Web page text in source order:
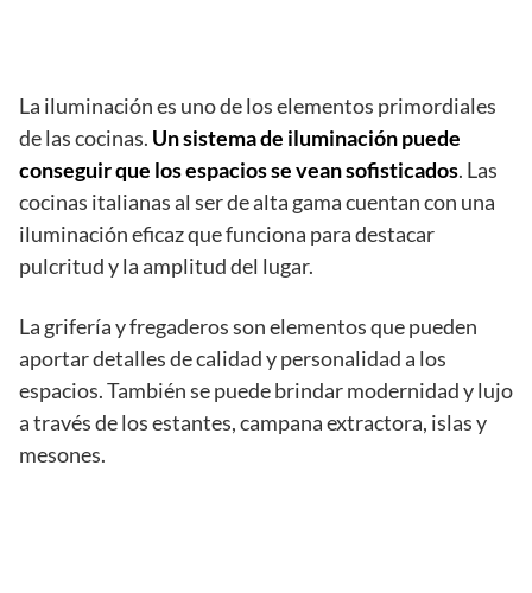
La iluminación es uno de los elementos primordiales
de las cocinas. Un sistema de iluminación puede
conseguir que los espacios se vean sofisticados. Las
cocinas italianas al ser de alta gama cuentan con una
iluminación eficaz que funciona para destacar
pulcritud y la amplitud del lugar.
La grifería y fregaderos son elementos que pueden
aportar detalles de calidad y personalidad a los
espacios. También se puede brindar modernidad y lujo
a través de los estantes, campana extractora, islas y
mesones.